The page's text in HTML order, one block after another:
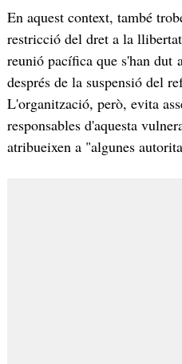
En aquest context, també
restricció del dret a la
reunió pacífica que s'han dut
després de la suspensió del
L'organització, però, evita
responsables d'aquesta
atribueixen a "algunes